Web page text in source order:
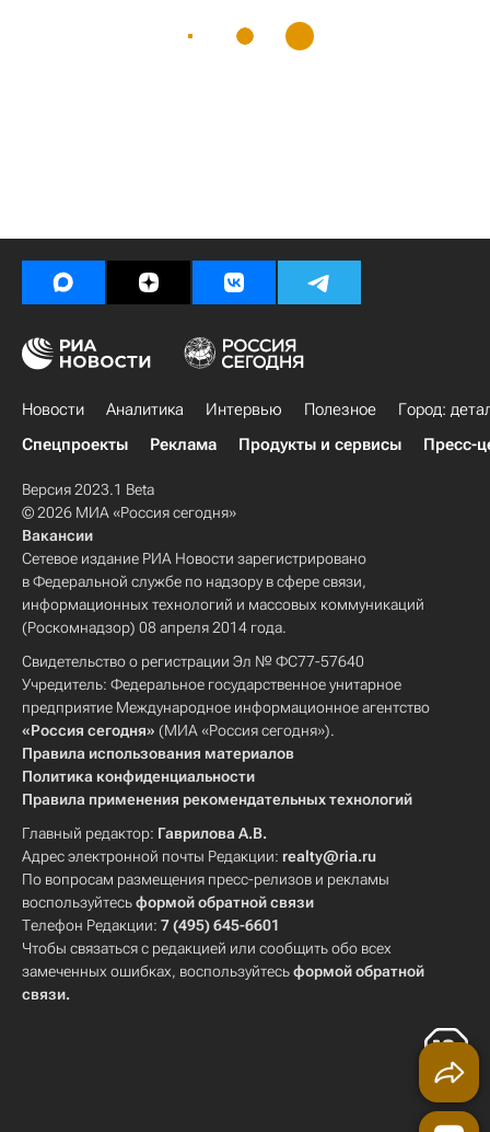
Новости Аналитика Интервью Полезное
Город:
Спецпроекты
Реклама Продукты и сервисы Пресс-
Версия 2023.1 Beta
© 2026 МИА «Россия сегодня»
Вакансии
Сетевое издание РИА Новости зарегистрировано
в Федеральной службе по надзору в сфере связи,
информационных технологий и массовых коммуникаций
(Роскомнадзор) 08 апреля 2014 года.
Свидетельство о регистрации Эл № ФС77-57640
Учредитель: Федеральное государственное унитарное
предприятие Международное информационное агентство
«Россия сегодня» (МИА «Россия сегодня»).
Правила использования материалов
Политика конфиденциальности
Правила применения рекомендательных технологий
Главный редактор: Гаврилова А.В.
Адрес электронной почты Редакции: realty@ria.ru
По вопросам размещения пресс-релизов и рекламы
воспользуйтесьформой обратной связи
Телефон Редакции: 7 (495) 645-6601
Чтобы связаться с редакцией или сообщить обо всех
замеченных ошибках, воспользуйтесьформой обратной
связи.